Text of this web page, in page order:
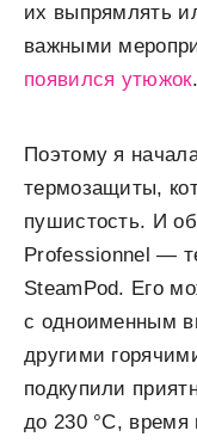
их выпрямлять
важными
появился утюжок
Поэтому я
термозащиты,
пушистость. И
Professionnel —
SteamPod. Его
с одноименным
другими
подкупили
до 230 °C, время